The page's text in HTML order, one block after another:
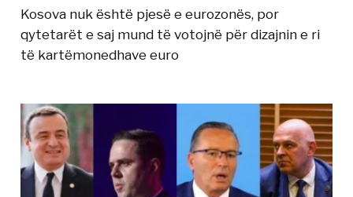
Kosova nuk është pjesë e eurozonës, por
qytetarët e saj mund të votojnë për dizajnin e ri
të kartëmonedhave euro